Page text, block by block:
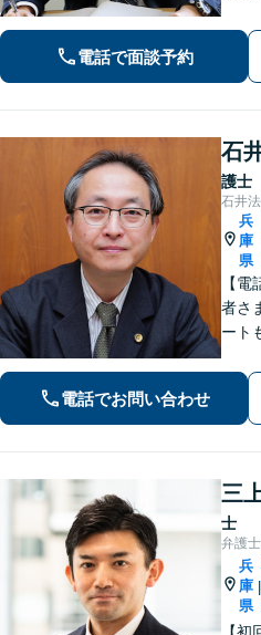
決
学
授。
電話で面談予約
石
護士
石井
兵
庫
県
【
者さ
ート
相
ど
い【
電話でお問い合わせ
三
士
弁護
兵
庫
県
|